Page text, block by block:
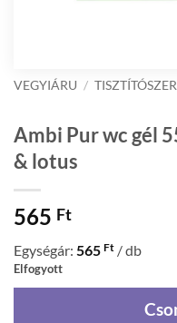
VEGYIÁRU /
Ambi Pur wc gél
& lotus
565 Ft
Egységár: 565 Ft / db
Elfogyott